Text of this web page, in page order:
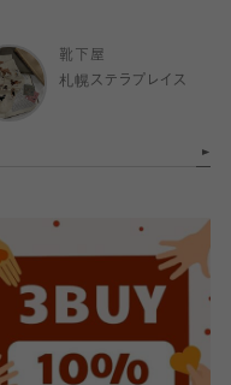
靴下屋
札幌ステラプレイス